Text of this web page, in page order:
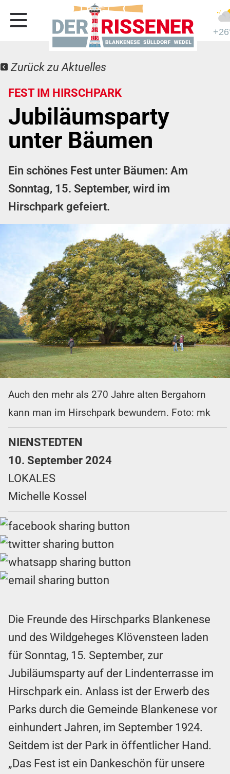
Zurück zu Aktuelles
FEST IM HIRSCHPARK
Jubiläumsparty
unter Bäumen
Ein schönes Fest unter Bäumen: Am
Sonntag, 15. September, wird im
Hirschpark gefeiert.
Auch den mehr als 270 Jahre alten Bergahorn
kann man im Hirschpark bewundern. Foto: mk
NIENSTEDTEN
10. September 2024
LOKALES
Michelle Kossel
Die Freunde des Hirschparks Blankenese
und des Wildgeheges Klövensteen laden
für Sonntag, 15. September, zur
Jubiläumsparty auf der Lindenterrasse im
Hirschpark ein. Anlass ist der Erwerb des
Parks durch die Gemeinde Blankenese vor
einhundert Jahren, im September 1924.
Seitdem ist der Park in öffentlicher Hand.
„Das Fest ist ein Dankeschön für unsere